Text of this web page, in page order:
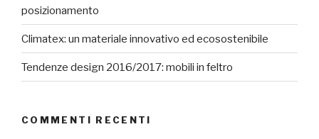
posizionamento
Climatex: un materiale innovativo ed ecosostenibile
Tendenze design 2016/2017: mobili in feltro
COMMENTI RECENTI